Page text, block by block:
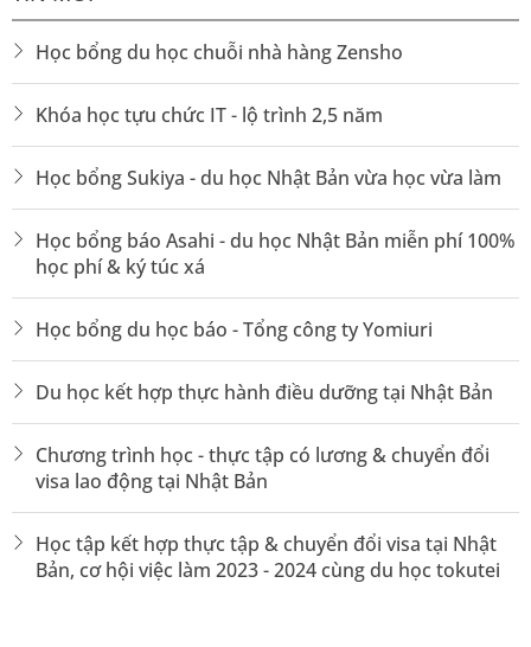
trong đó có Công ty TNHH Aishin Hà Nội, cam
kết hỗ trợ kết nối việc làm thêm và việc làm
chính thức cho sinh viên.
Học bổng tại Nhật Bản
Ngoài việc học tập và làm thêm, du học sinh còn
có cơ hội nhận nhiều
Học bổng Chính phủ Nhật Bản (MEXT):Hỗ trợ
toàn phần, bao gồm học phí, sinh hoạt phí và vé
máy bay.
Học bổng JASSO:
Hỗ trợ chi phí sinh hoạt hàng
tháng cho sinh viên quốc tế có thành tích tốt.
Nhiều trường hợp tác cùng các công ty du học
Học bổng du học chuỗi nhà hàng Zensho
Khóa học tựu chức IT - lộ trình 2,5 năm
Học bổng Sukiya - du học Nhật Bản vừa học vừa làm
Học bổng báo Asahi - du học Nhật Bản miễn phí 100%
học phí & ký túc xá
Học bổng du học báo - Tổng công ty Yomiuri
Du học kết hợp thực hành điều dưỡng tại Nhật Bản
Chương trình học - thực tập có lương & chuyển đổi
visa lao động tại Nhật Bản
Học tập kết hợp thực tập & chuyển đổi visa tại Nhật
Bản, cơ hội việc làm 2023 - 2024 cùng du học tokutei